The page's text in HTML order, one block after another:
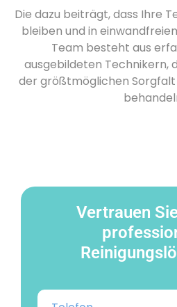
Die dazu beiträgt, dass Ihre
bleiben und in
Team besteht aus
ausgebildeten Technikern,
der größtmöglichen
Vertrauen